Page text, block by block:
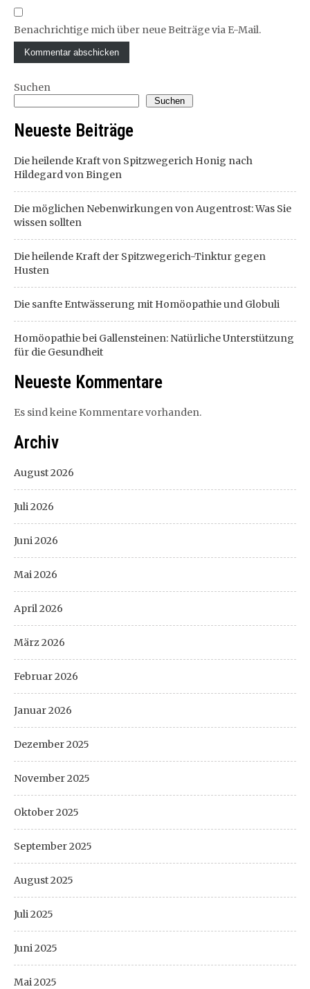
Benachrichtige mich über neue Beiträge via E-Mail.
Suchen
Suchen
Neueste Beiträge
Die heilende Kraft von Spitzwegerich Honig nach
Hildegard von Bingen
Die möglichen Nebenwirkungen von Augentrost: Was Sie
wissen sollten
Die heilende Kraft der Spitzwegerich-Tinktur gegen
Husten
Die sanfte Entwässerung mit Homöopathie und Globuli
Homöopathie bei Gallensteinen: Natürliche Unterstützung
für die Gesundheit
Neueste Kommentare
Es sind keine Kommentare vorhanden.
Archiv
August 2026
Juli 2026
Juni 2026
Mai 2026
April 2026
März 2026
Februar 2026
Januar 2026
Dezember 2025
November 2025
Oktober 2025
September 2025
August 2025
Juli 2025
Juni 2025
Mai 2025